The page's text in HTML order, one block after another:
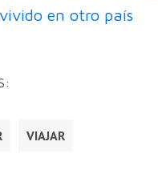
en otro país
VIAJAR